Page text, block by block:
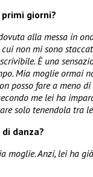
giorni?
alla messa in
non mi sono
È una
Mia moglie ormai
posso fare a meno di
me lei ha
solo tenendola tra
danza?
moglie. Anzi, lei ha